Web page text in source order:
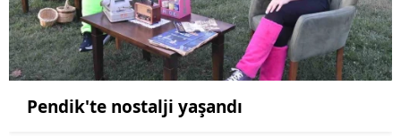
Pendik'te nostalji yaşandı